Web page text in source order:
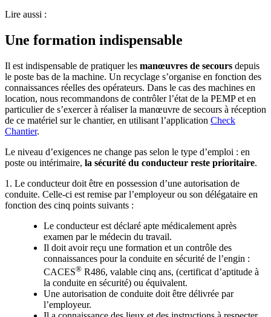
Lire aussi :
Une formation indispensable
Il est indispensable de pratiquer les manœuvres de secours depuis
le poste bas de la machine. Un recyclage s’organise en fonction des
connaissances réelles des opérateurs. Dans le cas des machines en
location, nous recommandons de contrôler l’état de la PEMP et en
particulier de s’exercer à réaliser la manœuvre de secours à réception
de ce matériel sur le chantier, en utilisant l’application Check
Chantier.
Le niveau d’exigences ne change pas selon le type d’emploi : en
poste ou intérimaire, la sécurité du conducteur reste prioritaire.
1. Le conducteur doit être en possession d’une autorisation de
conduite. Celle-ci est remise par l’employeur ou son délégataire en
fonction des cinq points suivants :
Le conducteur est déclaré apte médicalement après
examen par le médecin du travail.
Il doit avoir reçu une formation et un contrôle des
connaissances pour la conduite en sécurité de l’engin :
CACES® R486, valable cinq ans, (certificat d’aptitude à
la conduite en sécurité) ou équivalent.
Une autorisation de conduite doit être délivrée par
l’employeur.